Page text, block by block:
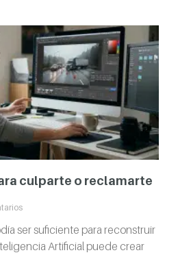
culparte o reclamarte
ser suficiente para reconstruir
Artificial puede crear